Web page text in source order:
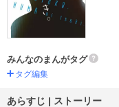
みんなのまんがタグ
タグ編集
あらすじ | ストーリー